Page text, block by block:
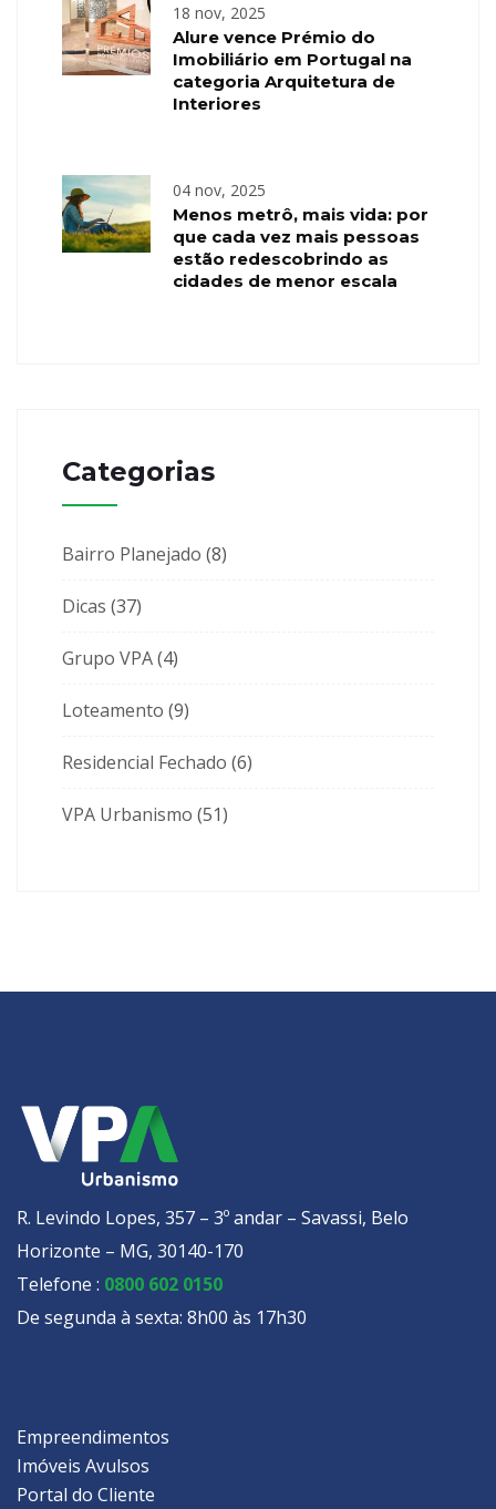
18 nov, 2025
Alure vence Prémio do
Imobiliário em Portugal na
categoria Arquitetura de
Interiores
04 nov, 2025
Menos metrô, mais vida: por
que cada vez mais pessoas
estão redescobrindo as
cidades de menor escala
Categorias
Bairro Planejado (8)
Dicas (37)
Grupo VPA(4)
Loteamento (9)
Residencial Fechado (6)
VPA Urbanismo (51)
R. Levindo Lopes, 357 – 3º andar – Savassi, Belo
Horizonte – MG, 30140-170
Telefone : 0800 602 0150
De segunda à sexta: 8h00 às 17h30
Empreendimentos
Imóveis Avulsos
Portal do Cliente